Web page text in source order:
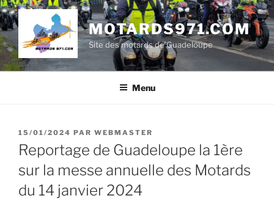
Aller
au
contenu
principal
MOTARDS971.COM
Site des motards de Guadeloupe
Menu
PUBLIÉ
LE
15/01/2024 PAR WEBMASTER
Reportage de Guadeloupe la 1ère
sur la messe annuelle des Motards
du 14 janvier 2024